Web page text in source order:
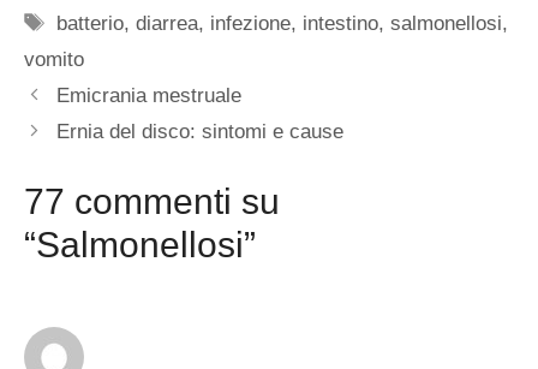
Tag
batterio,diarrea, infezione, intestino,salmonellosi,
vomito
Emicrania mestruale
Ernia del disco: sintomi e cause
77 commenti su
“Salmonellosi”